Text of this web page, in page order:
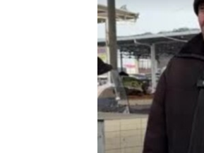
Айни